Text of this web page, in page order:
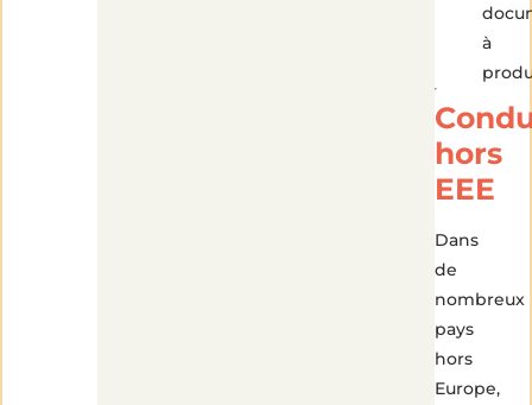
à
hors
EEE
Dans
de
nombreux
pays
hors
Europe,